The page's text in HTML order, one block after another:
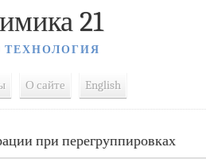
21
О сайте English
при перегруппировках